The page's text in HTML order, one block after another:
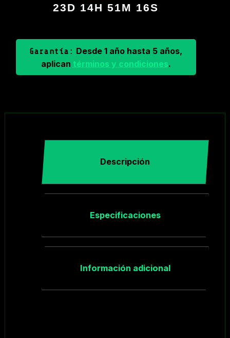
23D 14H 51M 15S
Garantía: Desde 1 año hasta 5 años,
aplican términos y condiciones.
Descripción
Especificaciones
Información adicional